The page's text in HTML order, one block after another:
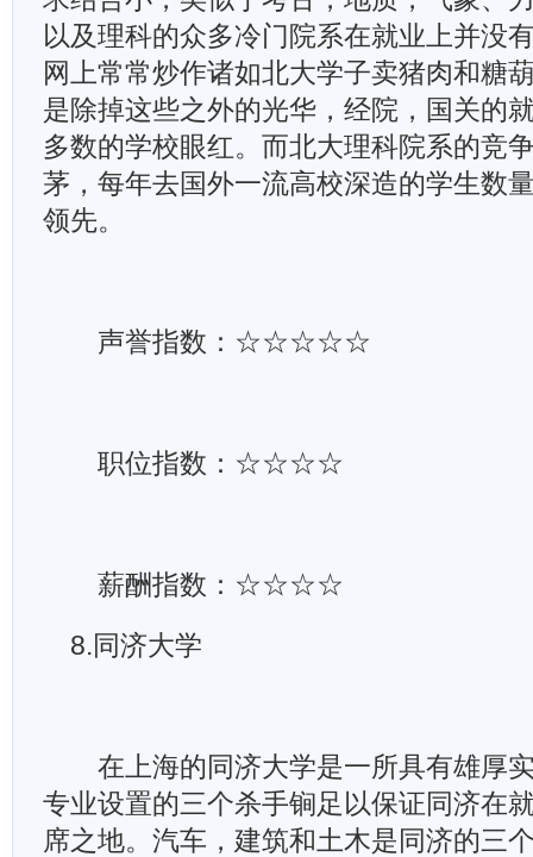
以及理科的众多冷门院系在就业上并没
网上常常炒作诸如北大学子卖猪肉和糖
是除掉这些之外的光华，经院，国关的
多数的学校眼红。而北大理科院系的竞
茅，每年去国外一流高校深造的学生数
领先。
声誉指数：☆☆☆☆☆
职位指数：☆☆☆☆
薪酬指数：☆☆☆☆
8.同济大学
在上海的同济大学是一所具有雄厚
专业设置的三个杀手锏足以保证同济在
席之地。汽车，建筑和土木是同济的三